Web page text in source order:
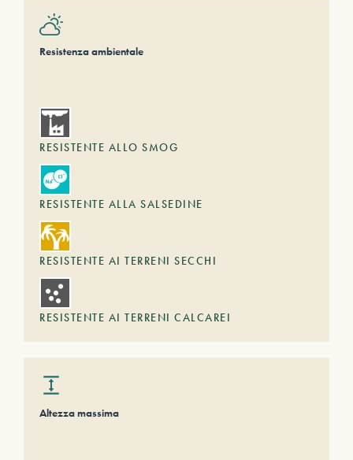
Resistenza ambientale
RESISTENTE ALLO SMOG
RESISTENTE ALLA SALSEDINE
RESISTENTE AI TERRENI SECCHI
RESISTENTE AI TERRENI CALCAREI
Altezza massima